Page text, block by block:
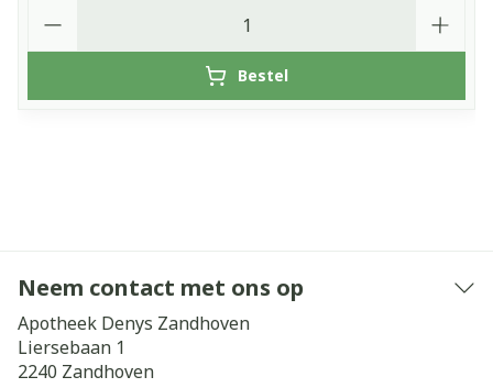
Bestel
Neem contact met ons op
Apotheek Denys Zandhoven
Liersebaan 1
2240 Zandhoven